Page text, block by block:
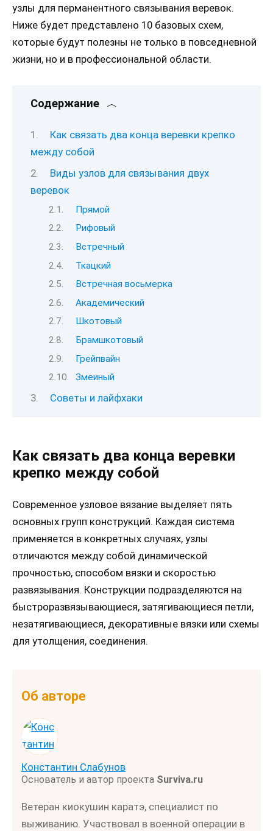
узлы для перманентного связывания веревок.
Ниже будет представлено 10 базовых схем,
которые будут полезны не только в повседневной
жизни, но и в профессиональной области.
Содержание
Как связать два конца веревки крепко
между собой
Виды узлов для связывания двух
веревок
Прямой
Рифовый
Встречный
Ткацкий
Встречная восьмерка
Академический
Шкотовый
Брамшкотовый
Грейпвайн
Змеиный
Советы и лайфхаки
Как связать два конца веревки
крепко между собой
Современное узловое вязание выделяет пять
основных групп конструкций. Каждая система
применяется в конкретных случаях, узлы
отличаются между собой динамической
прочностью, способом вязки и скоростью
развязывания. Конструкции подразделяются на
быстроразвязывающиеся, затягивающиеся петли,
незатягивающиеся, декоративные вязки или схемы
для утолщения, соединения.
Об авторе
Константин Слабунов
Основатель и автор проекта Surviva.ru
Ветеран киокушин каратэ, специалист по
выживанию. Участвовал в военной операции в